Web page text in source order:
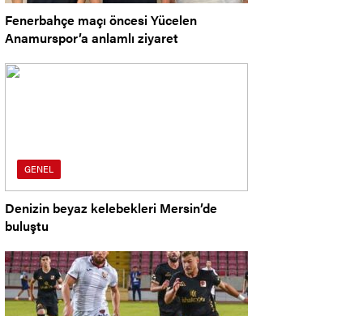
Fenerbahçe maçı öncesi Yücelen
Anamurspor’a anlamlı ziyaret
GENEL
Denizin beyaz kelebekleri Mersin’de
buluştu